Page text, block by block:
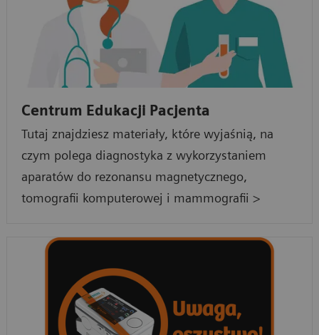
Centrum Edukacji Pacjenta
Tutaj znajdziesz materiały, które wyjaśnią, na
czym polega diagnostyka z wykorzystaniem
aparatów do rezonansu magnetycznego,
tomografii komputerowej i mammografii >